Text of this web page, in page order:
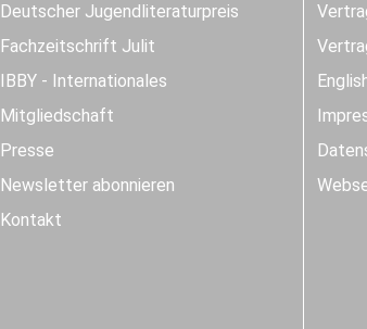
Deutscher Jugendliteraturpreis
Fachzeitschrift Julit
IBBY - Internationales
Mitgliedschaft
Presse
Newsletter abonnieren
Kontakt